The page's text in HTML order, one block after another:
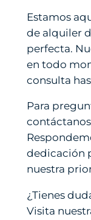
Estamos
de alquiler
perfecta.
en todo
consulta
Para
dedicación
nuestra
¿Tienes
Visita